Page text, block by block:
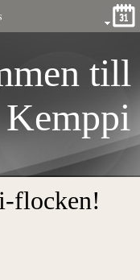
till
Kemppi
flocken!